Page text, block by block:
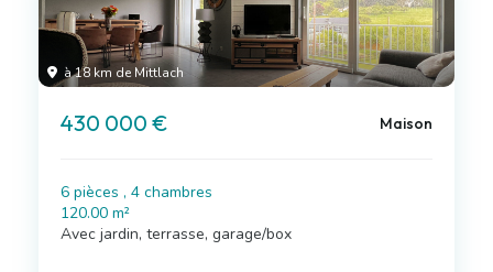
à 18 km de Mittlach
430 000 € Maison
6 pièces , 4 chambres
120.00 m²
Avec jardin, terrasse, garage/box